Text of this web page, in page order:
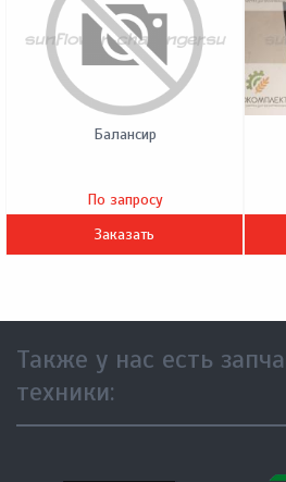
Балансир
По запросу
Заказать
Также у нас есть
техники: